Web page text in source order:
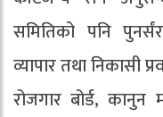
समितिको पनि
व्यापार तथा निकासी
रोजगार बोर्ड, कानुन